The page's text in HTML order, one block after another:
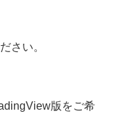
さい。
版をご希